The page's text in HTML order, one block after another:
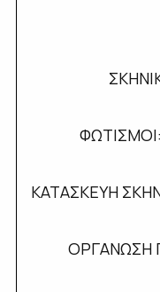
ΦΩΤΙΣΜΟΙ:
ΚΑΤΑΣΚΕΥΗ
ΟΡΓΑΝΩΣΗ